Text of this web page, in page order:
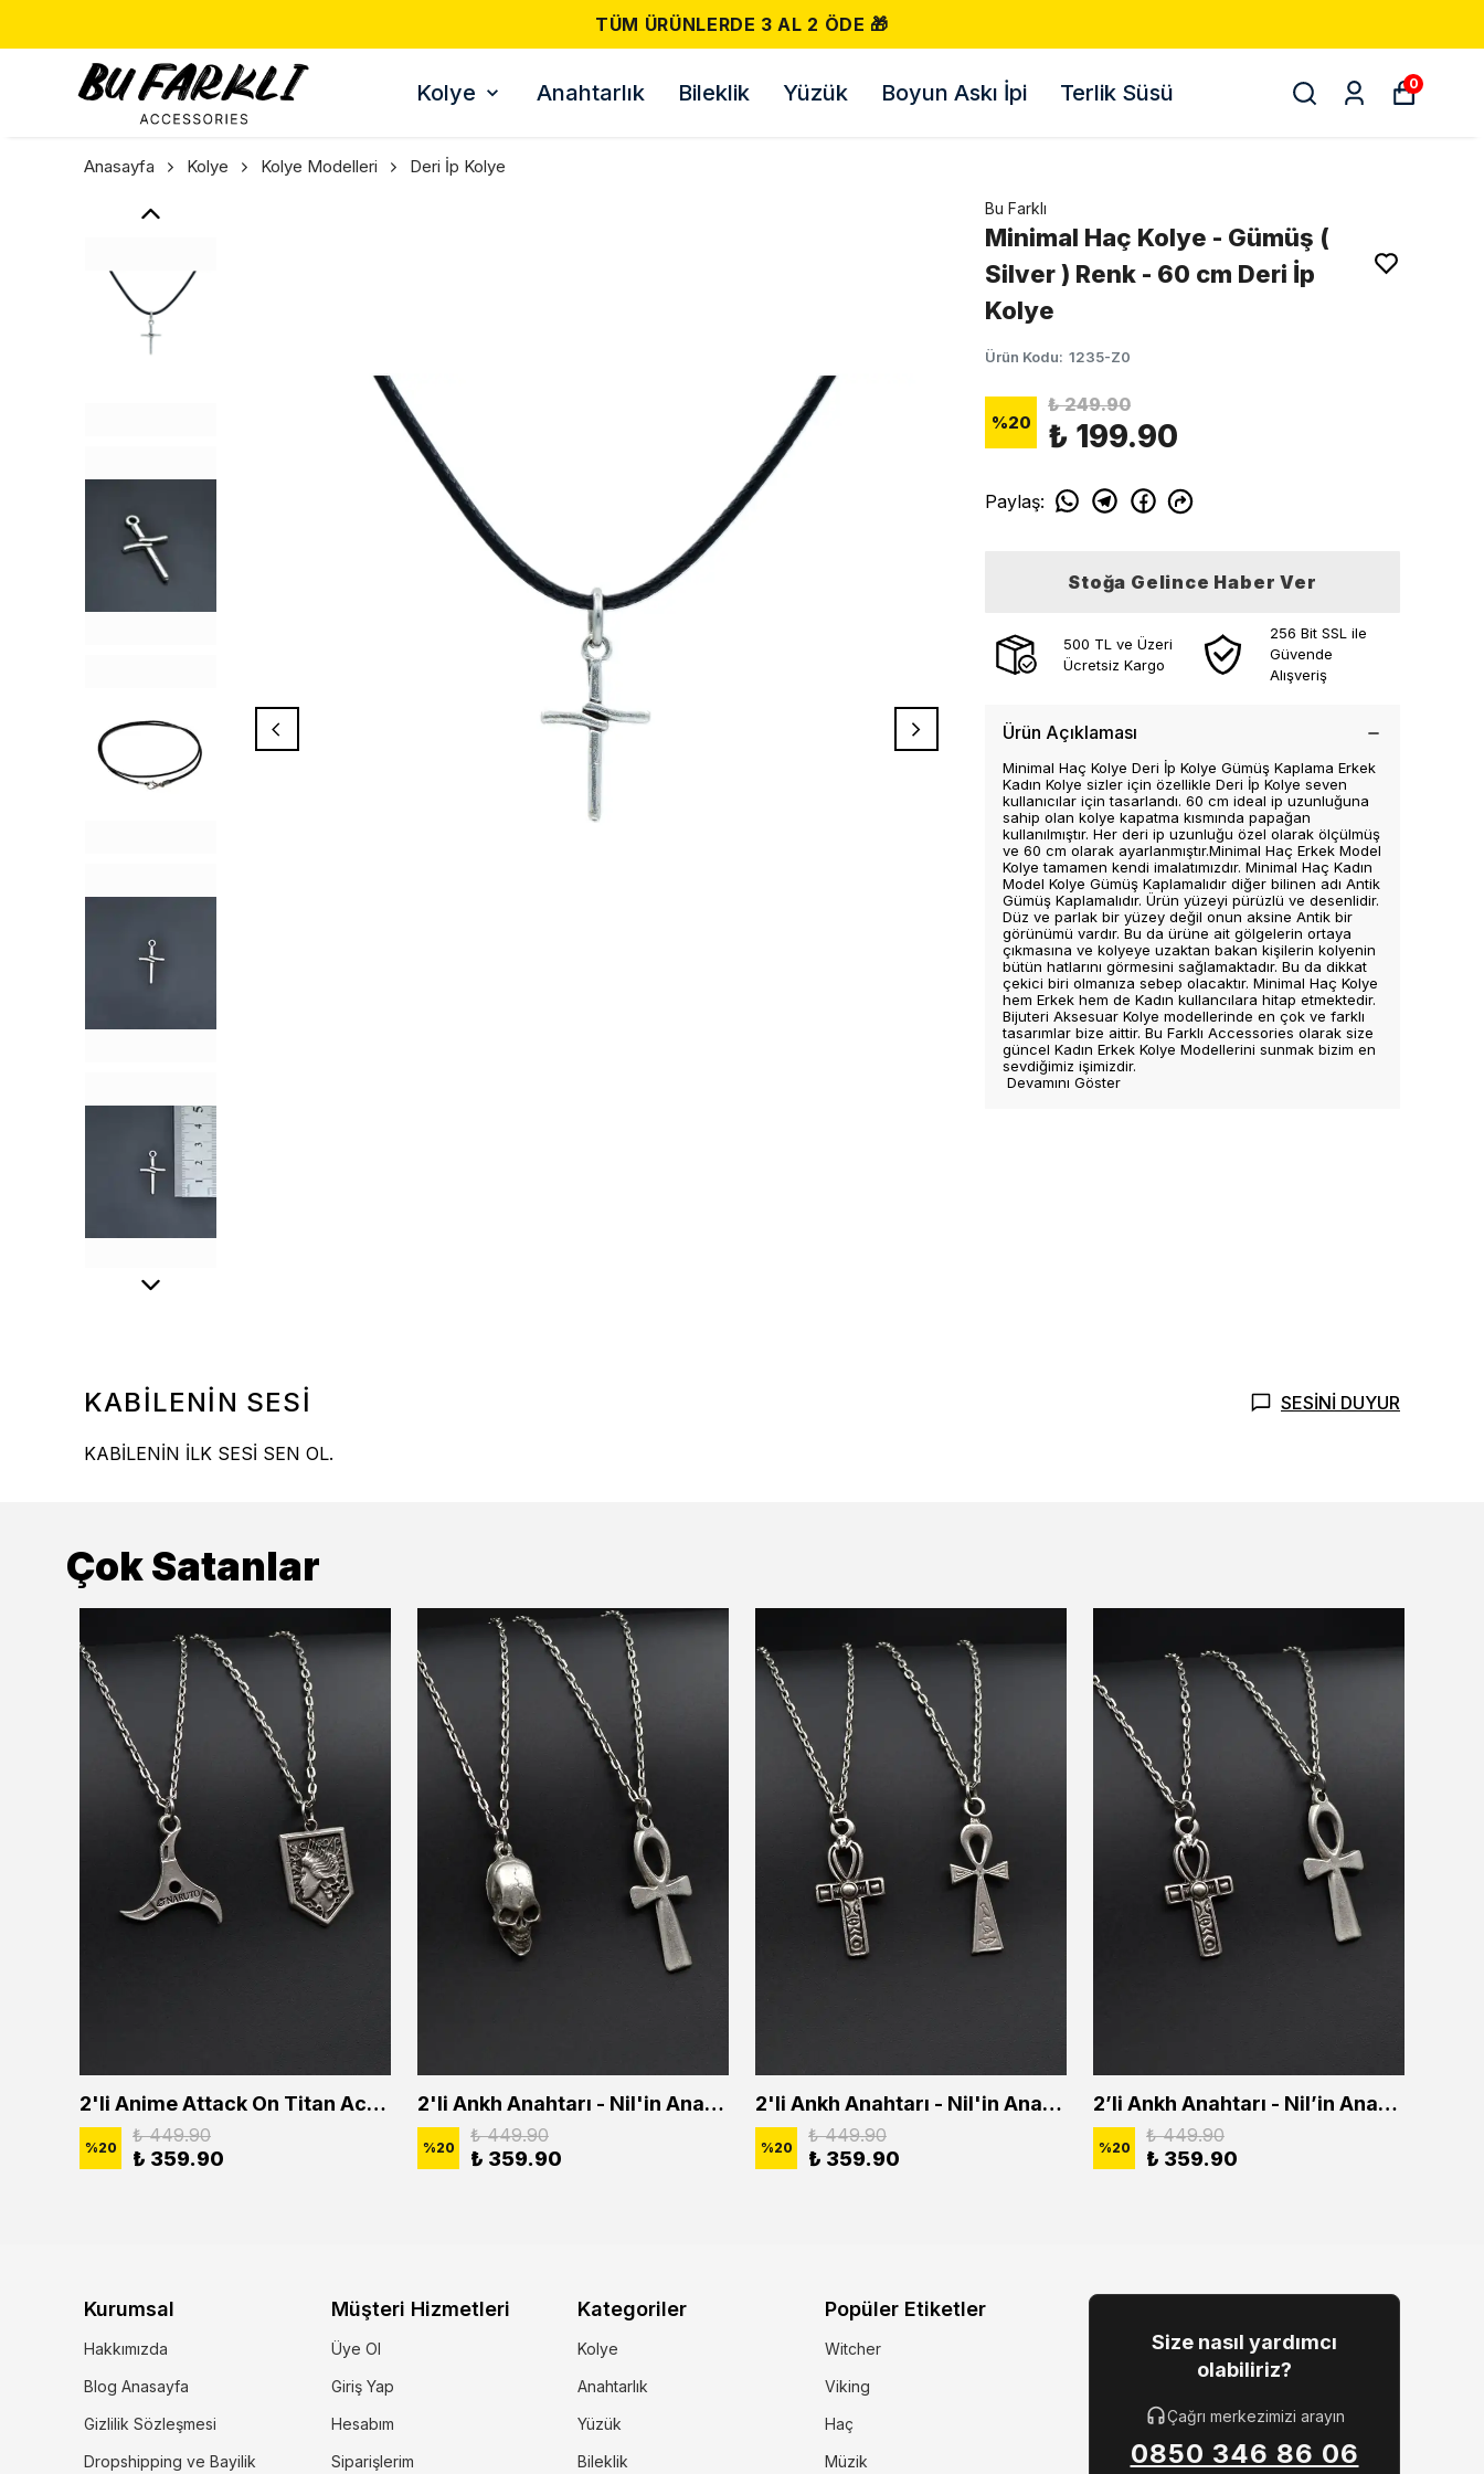
Kolye Anahtarlık Bileklik Yüzük Boyun Askı İpi Terlik Süsü 0
Anasayfa Kolye Kolye Modelleri Deri İp Kolye
Bu Farklı
Minimal Haç Kolye - Gümüş (
Silver ) Renk - 60 cm Deri İp
Kolye
Ürün Kodu: 1235-Z0
%20
₺ 249.90
₺ 199.90
Paylaş:
Stoğa Gelince Haber Ver
500 TL ve Üzeri
Ücretsiz Kargo
256 Bit SSL ile
Güvende
Alışveriş
Ürün Açıklaması
Minimal Haç Kolye Deri İp Kolye Gümüş Kaplama Erkek
Kadın Kolye sizler için özellikle Deri İp Kolye seven
kullanıcılar için tasarlandı. 60 cm ideal ip uzunluğuna
sahip olan kolye kapatma kısmında papağan
kullanılmıştır. Her deri ip uzunluğu özel olarak ölçülmüş
ve 60 cm olarak ayarlanmıştır.Minimal Haç Erkek Model
Kolye tamamen kendi imalatımızdır. Minimal Haç Kadın
Model Kolye Gümüş Kaplamalıdır diğer bilinen adı Antik
Gümüş Kaplamalıdır. Ürün yüzeyi pürüzlü ve desenlidir.
Düz ve parlak bir yüzey değil onun aksine Antik bir
görünümü vardır. Bu da ürüne ait gölgelerin ortaya
çıkmasına ve kolyeye uzaktan bakan kişilerin kolyenin
bütün hatlarını görmesini sağlamaktadır. Bu da dikkat
çekici biri olmanıza sebep olacaktır. Minimal Haç Kolye
hem Erkek hem de Kadın kullancılara hitap etmektedir.
Bijuteri Aksesuar Kolye modellerinde en çok ve farklı
tasarımlar bize aittir. Bu Farklı Accessories olarak size
güncel Kadın Erkek Kolye Modellerini sunmak bizim en
sevdiğimiz işimizdir.
Devamını Göster
KABİLENİN SESİ SESİNİ DUYUR
KABİLENİN İLK SESİ SEN OL.
Çok Satanlar
2'li Anime Attack On Titan Acrylic Maria Anime Naruto Erkek Kadın Kolye Seti
%20
₺ 449.90
₺ 359.90
2'li Ankh Anahtarı - Nil'in Anahtarı - Kuru Kafa Erkek Kadın Kolye Seti
%20
₺ 449.90
₺ 359.90
2'li Ankh Anahtarı - Nil'in Anahtarı Erkek Kadın Kolye Seti
%20
₺ 449.90
₺ 359.90
2’li Ankh Anahtarı - Nil’in Anahtarı Erkek Kadın Kolye Seti
%20
₺ 449.90
₺ 359.90
Kurumsal
Hakkımızda
Blog Anasayfa
Gizlilik Sözleşmesi
Dropshipping ve Bayilik
Müşteri Hizmetleri
Üye Ol
Giriş Yap
Hesabım
Siparişlerim
Kategoriler
Kolye
Anahtarlık
Yüzük
Bileklik
Popüler Etiketler
Witcher
Viking
Haç
Müzik
Size nasıl yardımcı
olabiliriz?
Çağrı merkezimizi arayın
0850 346 86 06